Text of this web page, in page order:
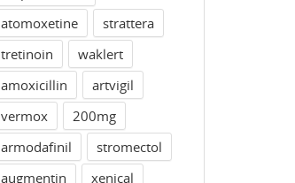
atomoxetine
strattera
tretinoin
waklert
amoxicillin
artvigil
vermox
200mg
armodafinil
stromectol
augmentin
xenical